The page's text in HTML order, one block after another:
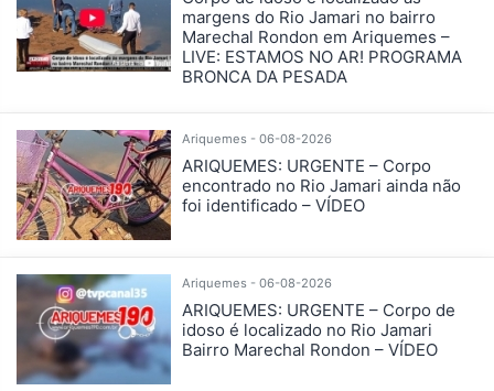
margens do Rio Jamari no bairro
Marechal Rondon em Ariquemes –
LIVE: ESTAMOS NO AR! PROGRAMA
BRONCA DA PESADA
Ariquemes - 06-08-2026
ARIQUEMES: URGENTE – Corpo
encontrado no Rio Jamari ainda não
foi identificado – VÍDEO
Ariquemes - 06-08-2026
ARIQUEMES: URGENTE – Corpo de
idoso é localizado no Rio Jamari
Bairro Marechal Rondon – VÍDEO